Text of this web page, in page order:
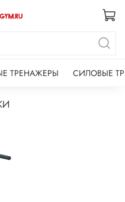
ТРЕНАЖЕРЫ СИЛОВЫЕ